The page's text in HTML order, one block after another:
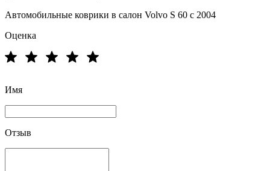
Автомобильные коврики в салон Volvo S 60 с 2004
Оценка
Имя
Отзыв